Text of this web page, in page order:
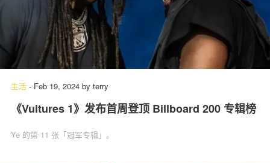
生活 - Feb 19, 2024 by terry
《Vultures 1》发布首周登顶 Billboard 200 专辑榜
Ye 的第 11 张「冠军专辑」。